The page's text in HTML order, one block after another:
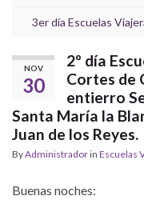
3er día Escuelas
NOV
30
2º día
Cortes de
entierro
Santa María la
Juan de los Reyes.
ByAdministradorin Escuelas
Buenas noches: